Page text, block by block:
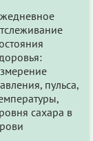
пульса,
сахара в